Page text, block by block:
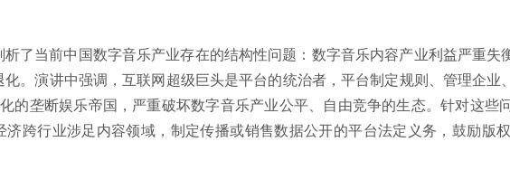
析了当前中国数字音乐产业存在的结构性问题：数字音乐内容产业利益严重
化。演讲中强调，互联网超级巨头是平台的统治者，平台制定规则、管理企业
的垄断娱乐帝国，严重破坏数字音乐产业公平、自由竞争的生态。针对这些
济跨行业涉足内容领域，制定传播或销售数据公开的平台法定义务，鼓励版